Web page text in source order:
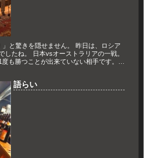
」と驚きを隠せません。 昨日は、ロシア
したね。 日本vsオーストラリアの一戦。
も勝つことが出来ていない相手です。
語らい